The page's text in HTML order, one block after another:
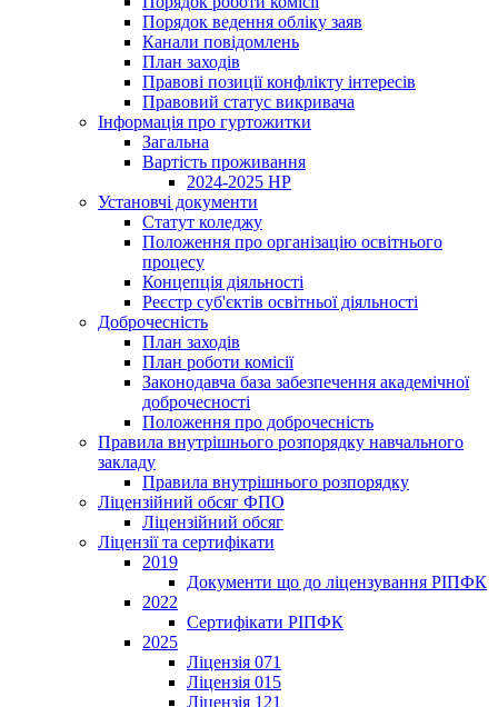
Порядок ведення обліку заяв
Канали повідомлень
План заходів
Правові позиції конфлікту інтересів
Правовий статус викривача
Інформація про гуртожитки
Загальна
Вартість проживання
2024-2025 НР
Установчі документи
Статут коледжу
Положення про організацію освітнього
процесу
Концепція діяльності
Реєстр суб'єктів освітньої діяльності
Доброчесність
План заходів
План роботи комісії
Законодавча база забезпечення академічної
доброчесності
Положення про доброчесність
Правила внутрішнього розпорядку навчального
закладу
Правила внутрішнього розпорядку
Ліцензійний обсяг ФПО
Ліцензійний обсяг
Ліцензії та сертифікати
2019
Документи що до ліцензування РІПФК
2022
Сертифікати РІПФК
2025
Ліцензія 071
Ліцензія 015
Ліцензія 121